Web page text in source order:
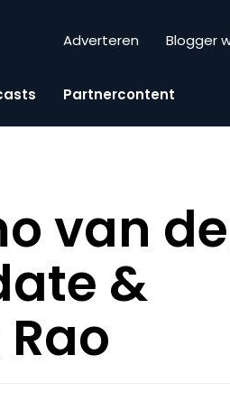
Adverteren Blogger
Partnercontent
van
&